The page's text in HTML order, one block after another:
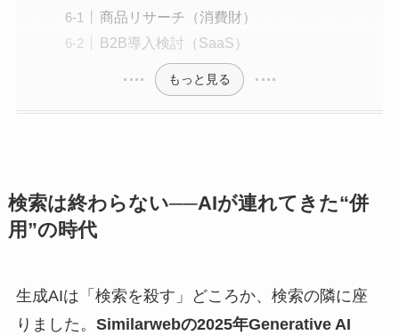
商品リサーチ（消費財）
B2B導入検討（SaaS）
もっと見る
検索は終わらない──AIが連れてきた“併
用”の時代
生成AIは「検索を殺す」どころか、検索の隣に座
りました。 Similarwebの2025年Generative AI